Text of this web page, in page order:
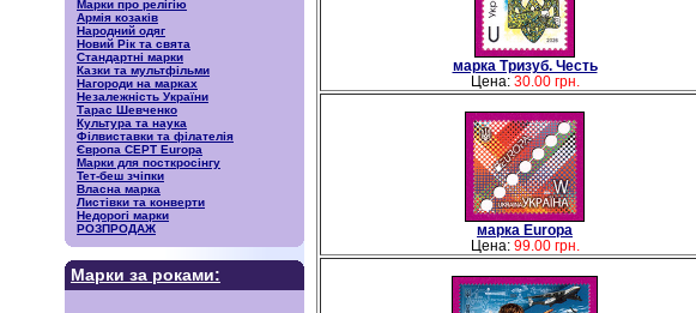
Марки про релігію
Армія козаків
Народний одяг
Новий Рік та свята
Стандартні марки
Казки та мультфільми
Нагороди на марках
Незалежність України
Тарас Шевченко
Культура та наука
Філвиставки та філателія
Європа CEPT Europa
Марки для посткросінгу
Тет-беш зчіпки
Власна марка
Листівки та конверти
Недорогі марки
РОЗПРОДАЖ
Марки за роками:
марка Тризуб. Честь
Цена: 30.00 грн.
марка Europa
Цена: 99.00 грн.